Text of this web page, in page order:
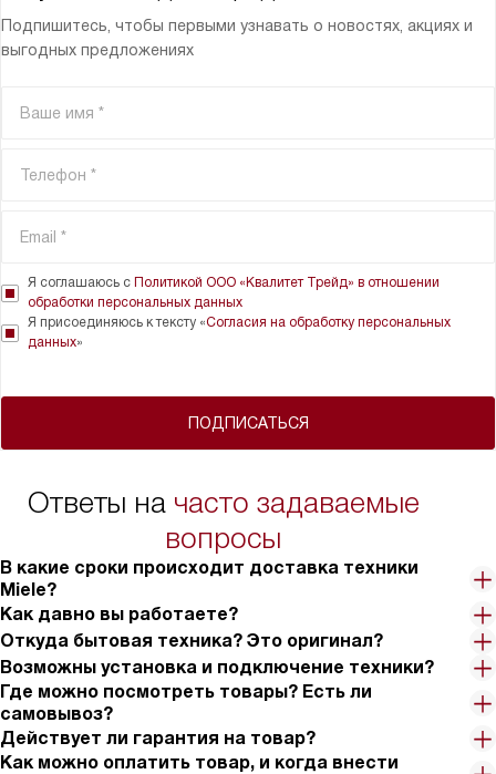
Подпишитесь, чтобы первыми узнавать о новостях, акциях и
выгодных предложениях
ПОДПИСАТЬСЯ
Я соглашаюсь с Политикой ООО «Квалитет Трейд» в отношении
обработки персональных данных
Я присоединяюсь к тексту «Согласия на обработку персональных
данных»
Ответы на часто задаваемые
вопросы
В какие сроки происходит доставка техники
Miele?
Как давно вы работаете?
Откуда бытовая техника? Это оригинал?
Возможны установка и подключение техники?
Где можно посмотреть товары? Есть ли
самовывоз?
Действует ли гарантия на товар?
Как можно оплатить товар, и когда внести